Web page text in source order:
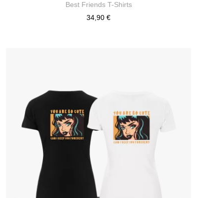
Best Friends T-Shirts
34,90 €